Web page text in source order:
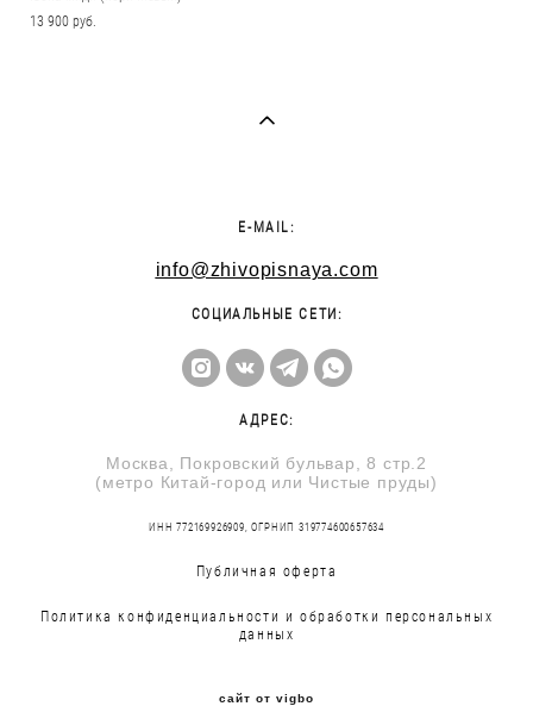
13 900 pуб.
E-MAIL:
info@zhivopisnaya.com
СОЦИАЛЬНЫЕ СЕТИ:
АДРЕС:
Москва, Покровский бульвар, 8 стр.2
(метро Китай-город или Чистые пруды)
ИНН 772169926909, ОГРНИП 319774600657634
Публичная оферта
Политика конфиденциальности и обработки персональных
данных
сайт от vigbo